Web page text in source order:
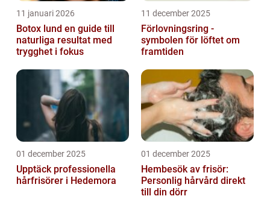
11 januari 2026
Botox lund en guide till
naturliga resultat med
trygghet i fokus
11 december 2025
Förlovningsring -
symbolen för löftet om
framtiden
01 december 2025
Upptäck professionella
hårfrisörer i Hedemora
01 december 2025
Hembesök av frisör:
Personlig hårvård direkt
till din dörr